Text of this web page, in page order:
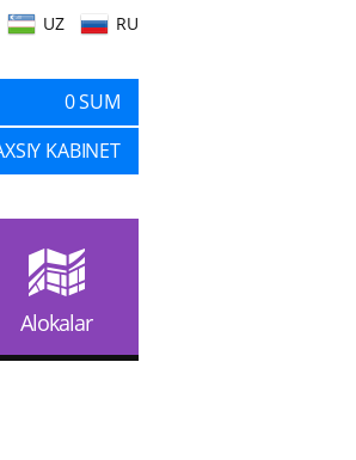
UZ RU
0 SUM
KABINET
Alokalar